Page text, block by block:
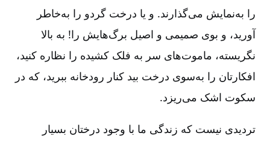
را به‌نمایش می‌گذارند. و یا درخت گردو را به‌خاطر
آورید، و بوی صمیمی و اصیل برگ‌هایش را! به بالا
نگریسته، ماموت‌های سر به فلک کشیده را نظاره کنید،
افکارتان را به‌سوی درخت بید کنار رودخانه ببرید، که در
سکوت اشک می‌ریزد.
تردیدی نیست که زندگی ما با وجود درختان بسیار